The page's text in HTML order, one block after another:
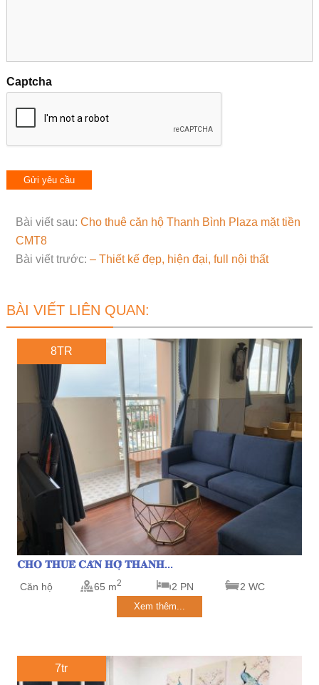
Captcha
Bài viết sau: Cho thuê căn hộ Thanh Bình Plaza mặt tiền
CMT8
Bài viết trước: – Thiết kế đẹp, hiện đại, full nội thất
BÀI VIẾT LIÊN QUAN:
8TR
𝐂𝐇𝐎 𝐓𝐇𝐔𝐄̂ 𝐂𝐀̆𝐍 𝐇𝐎̣̂ 𝐓𝐇𝐀𝐍𝐇...
Căn hộ 65 m2 2 PN 2 WC
Xem thêm...
7tr